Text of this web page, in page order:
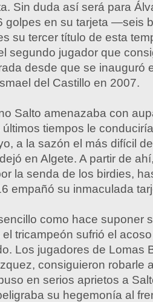
Sin duda así será para
golpes en su tarjeta —seis
su tercer título de esta
segundo jugador que
desde que se inauguró
del Castillo en 2007.
Salto amenazaba con
tiempos le
a la sazón el más difícil
en Algete. A partir de
la senda de los birdies,
empañó su inmaculada
como hace suponer
tricampeón sufrió el
Los jugadores de Lomas
consiguieron robarle
en serios aprietos a
su hegemonía al